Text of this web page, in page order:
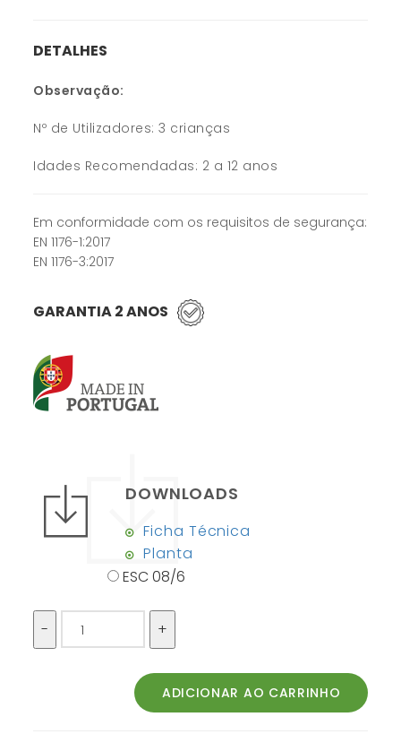
DETALHES
Observação:
Nº de Utilizadores: 3 crianças
Idades Recomendadas: 2 a 12 anos
Em conformidade com os requisitos de segurança:
EN 1176-1:2017
EN 1176-3:2017
GARANTIA 2 ANOS
DOWNLOADS
Ficha Técnica
Planta
ESC 08/6